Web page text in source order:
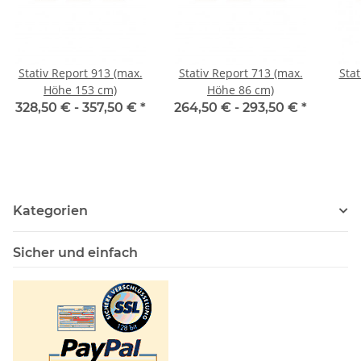
Stativ Report 913 (max.
Höhe 153 cm)
328,50 € - 357,50 € *
Stativ Report 713 (max.
Höhe 86 cm)
264,50 € - 293,50 € *
Kategorien
Sicher und einfach